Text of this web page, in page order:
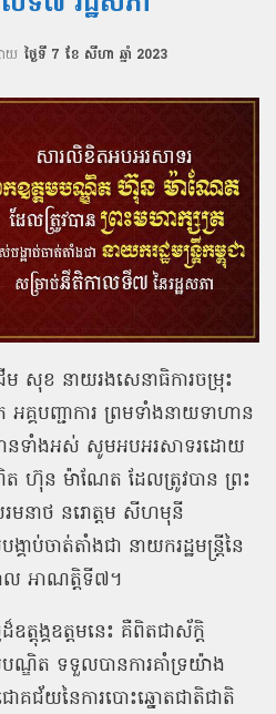
យ ថ្ងៃទី 7 ខែ សីហា ឆ្នាំ 2023
សុខ នាយរងសេនាធិការចម្រុះ
គ្គបញ្ជាការ ព្រមទាំងនាយទាហាន
នទាំងអស់ សូមអបអរសាទរដោយ
ហ៊ុន ម៉ាណែត ដែលត្រូវបាន ព្រះ
រមនាថ នរោត្តម សីហមុនី
គាប់ចាត់តាំងជា នាយករដ្ឋមន្ត្រីនៃ
បាល អាណត្តិទី៧។
ត្តុង្គឧត្តមនេះ គឺពិតជាស័ក្តិ
ឌិត ទទួលបានការគាំទ្រយ៉ាង
ោគជ័យនៃការបោះឆ្នោតជាតិជាតិ